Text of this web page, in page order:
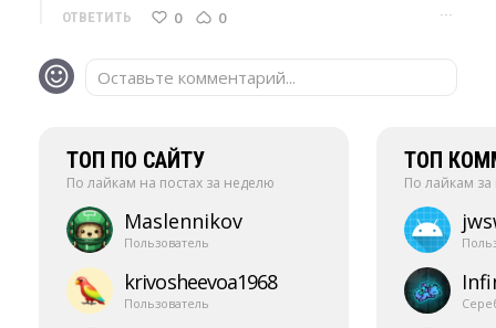
ОТВЕТИТЬ 0 0 ···
Оставьте комментарий...
ТОП ПО САЙТУ
По лайкам на постах за неделю
Maslennikov
Пользователь
krivosheevoa1968
Пользователь
ТОП
По лайкам